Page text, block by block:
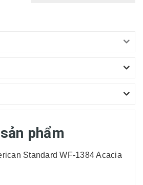
phẩm
Standard WF-1384 Acacia